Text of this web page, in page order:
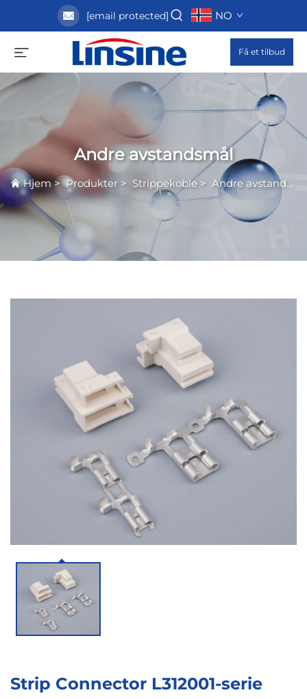
[email protected] NO
Få et tilbud
Andre avstandsmål
Hjem>Produkter > Strippekoble > Andre avstandsmål
Strip Connector L312001-serie